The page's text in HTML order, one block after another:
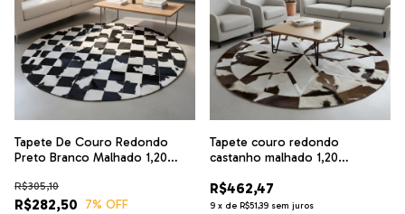
Tapete De Couro Redondo
Preto Branco Malhado 1,20
R$282,50
R$305,10
7% OFF
Tapete couro redondo
castanho malhado 1,20
R$462,47
9 x de R$51,39 sem juros